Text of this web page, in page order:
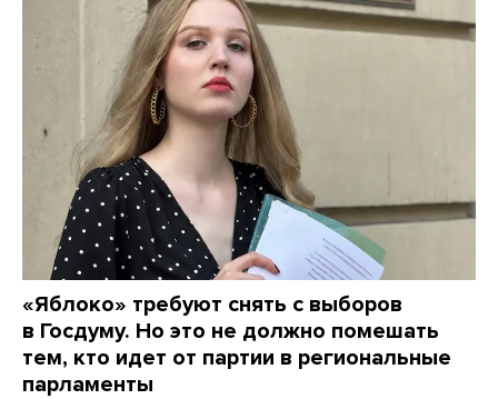
«Яблоко» требуют снять с выборов
в Госдуму. Но это не должно помешать
тем, кто идет от партии в региональные
парламенты